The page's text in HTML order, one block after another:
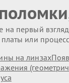
первый
платы или
на линзах